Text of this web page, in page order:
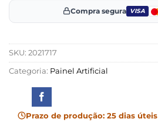
Compra segura VISA
SKU: 2021717
Categoria: Painel Artificial
Prazo de produção: 25 dias úteis